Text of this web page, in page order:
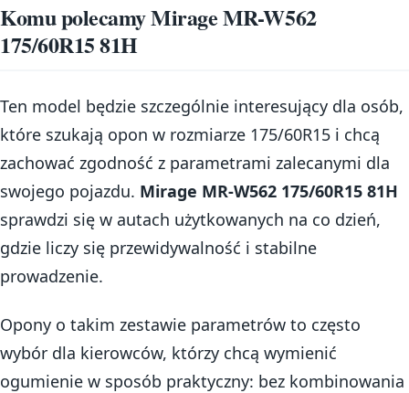
Komu polecamy Mirage MR-W562
175/60R15 81H
Ten model będzie szczególnie interesujący dla osób,
które szukają opon w rozmiarze 175/60R15 i chcą
zachować zgodność z parametrami zalecanymi dla
swojego pojazdu. Mirage MR-W562 175/60R15 81H
sprawdzi się w autach użytkowanych na co dzień,
gdzie liczy się przewidywalność i stabilne
prowadzenie.
Opony o takim zestawie parametrów to często
wybór dla kierowców, którzy chcą wymienić
ogumienie w sposób praktyczny: bez kombinowania